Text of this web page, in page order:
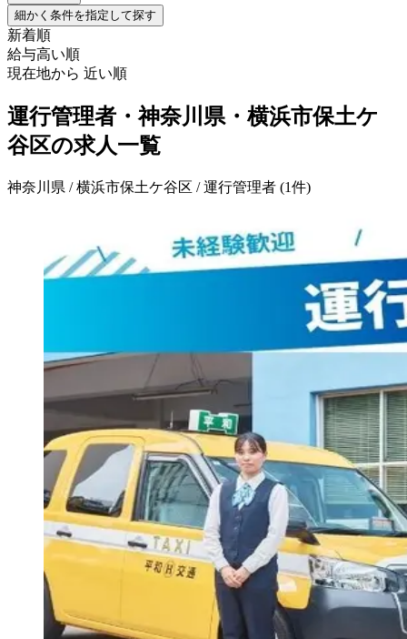
細かく条件を指定して探す
新着順
給与高い順
現在地から 近い順
運行管理者・神奈川県・横浜市保土ケ
谷区の求人一覧
神奈川県 / 横浜市保土ケ谷区 / 運行管理者 (1件)